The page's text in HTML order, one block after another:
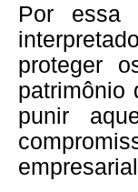
Por essa
proteger
patrimônio
punir